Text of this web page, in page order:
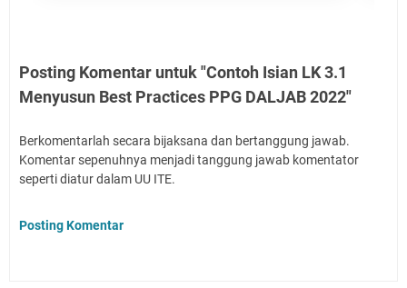
Posting Komentar untuk "Contoh Isian LK 3.1
Menyusun Best Practices PPG DALJAB 2022"
Berkomentarlah secara bijaksana dan bertanggung jawab.
Komentar sepenuhnya menjadi tanggung jawab komentator
seperti diatur dalam UU ITE.
Posting Komentar